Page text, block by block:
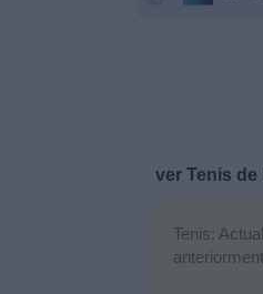
ver Tenis de
Tenis: